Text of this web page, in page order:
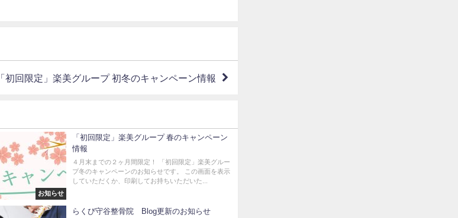
「初回限定」楽美グループ 初冬のキャンペーン情報
お知らせ
「初回限定」楽美グループ 春のキャンペーン
情報
４月末までの２ヶ月間限定！ 「初回限定」楽美グルー
プ冬のキャンペーンのお知らせです。 この画面を表示
していただくか、印刷してお持ちいただいた...
らくび守谷整骨院 Blog更新のお知らせ